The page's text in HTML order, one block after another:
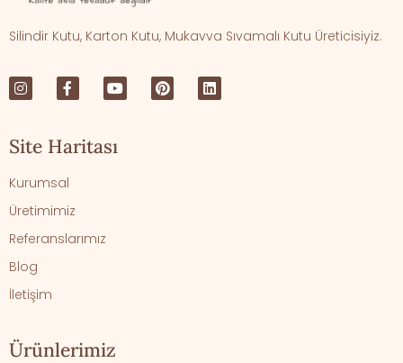
Silindir Kutu, Karton Kutu, Mukavva Sıvamalı Kutu Üreticisiyiz.
Site Haritası
Kurumsal
Üretimimiz
Referanslarımız
Blog
İletişim
Ürünlerimiz